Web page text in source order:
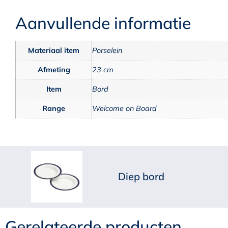
Aanvullende informatie
Materiaal item Porselein
Afmeting 23 cm
Item Bord
Range Welcome on Board
Diep bord